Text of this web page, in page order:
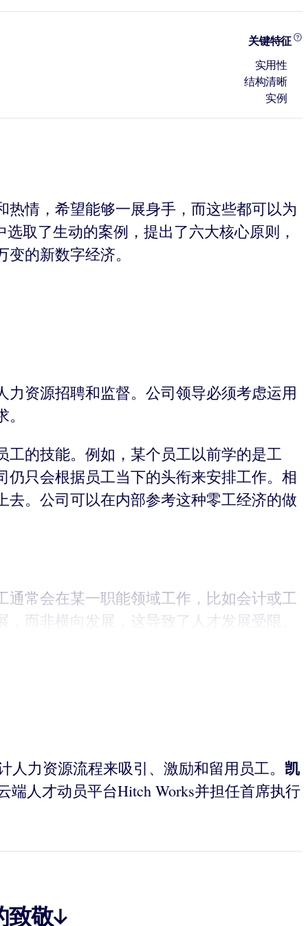
关键特征
实用性
结构清晰
实例
情，希望能够一展身手，而这些都可以为
取了生动的案例，提出了六大核心原则，
的新数字经济。
资源招聘和监督。公司领导必须考虑运用
的技能。例如，某个员工以前学的是工
只会根据员工当下的头衔来安排工作。相
。公司可以在内部参考这种零工经济的做
常会在某一职能领域工作，比如会计或工
而非横向发展，这导致了人才发展受限。
力资源流程来吸引、激励和留用员工。 凯
端人才动员平台Hitch Works并担任首席执行
致敬↓